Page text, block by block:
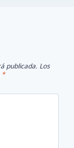
publicada. Los
*